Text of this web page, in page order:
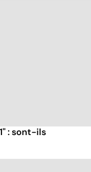
: sont-ils